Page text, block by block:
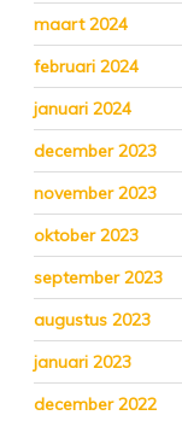
maart 2024
februari 2024
januari 2024
december 2023
november 2023
oktober 2023
september 2023
augustus 2023
januari 2023
december 2022